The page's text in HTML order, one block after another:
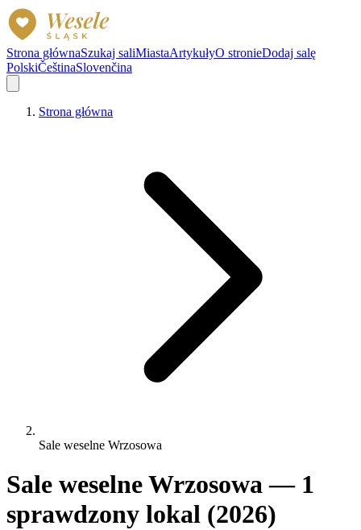
Strona głównaSzukaj saliMiastaArtykułyO stronieDodaj salę
PolskiČeštinaSlovenčina
Strona główna
Sale weselne Wrzosowa
Sale weselne Wrzosowa — 1
sprawdzony lokal (2026)